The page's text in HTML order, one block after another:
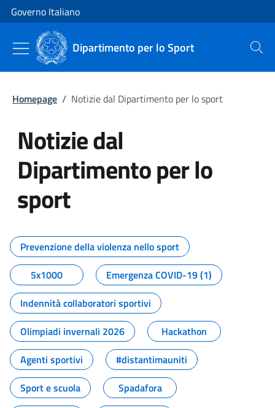
Vai al contenuto
Vai alla navigazione del sito
Governo Italiano
Dipartimento per lo Sport Cerca
Homepage / Notizie dal Dipartimento per lo sport
Notizie dal
Dipartimento per lo
sport
Tutti i contenuti della pagina
Prevenzione della violenza nello sport
5x1000
Emergenza COVID-19 (1)
Indennità collaboratori sportivi
Olimpiadi invernali 2026
Hackathon
Agenti sportivi
#distantimauniti
Sport e scuola
Spadafora